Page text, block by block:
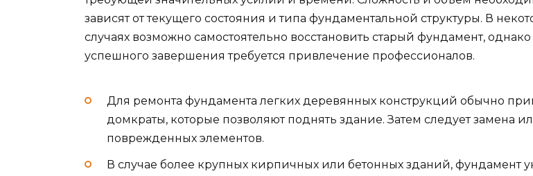
зависят от текущего состояния и типа фундаментальной структуры. В
случаях возможно самостоятельно восстановить старый фундамент, однако
успешного завершения требуется привлечение профессионалов.
Для ремонта фундамента легких деревянных конструкций обычно
домкраты, которые позволяют поднять здание. Затем следует замена
поврежденных элементов.
В случае более крупных кирпичных или бетонных зданий, фундамент